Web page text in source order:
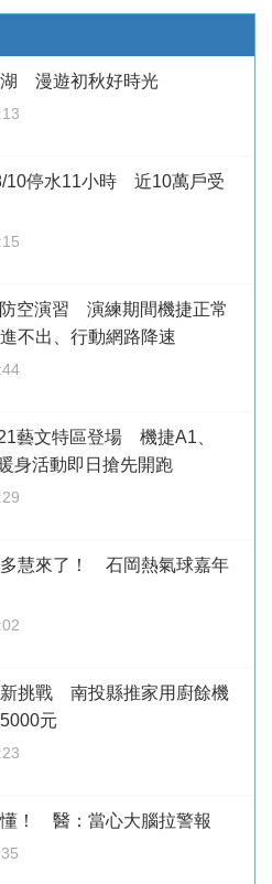
湖 漫遊初秋好時光
10停水11小時 近10萬戶受
空演習 演練期間機捷正常
不出、行動網路降速
藝文特區登場 機捷A1、
身活動即日搶先開跑
慧來了！ 石岡熱氣球嘉年
挑戰 南投縣推家用廚餘機
5000元
！ 醫：當心大腦拉警報